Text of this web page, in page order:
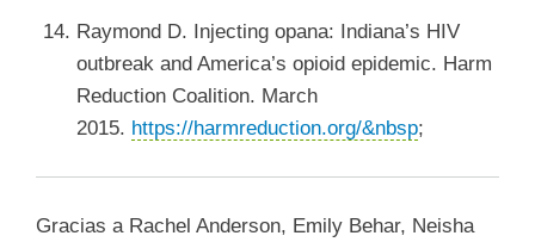
Raymond D. Injecting opana: Indiana’s HIV
outbreak and America’s opioid epidemic. Harm
Reduction Coalition. March
2015. https://harmreduction.org/&nbsp;
Gracias a Rachel Anderson, Emily Behar, Neisha